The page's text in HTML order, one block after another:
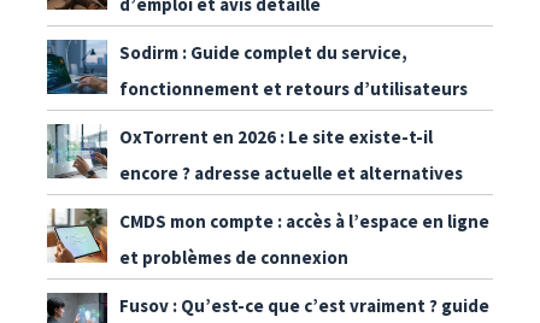
Sodirm : Guide complet du service,
fonctionnement et retours d’utilisateurs
OxTorrent en 2026 : Le site existe-t-il
encore ? adresse actuelle et alternatives
CMDS mon compte : accès à l’espace en ligne
et problèmes de connexion
Fusov : Qu’est-ce que c’est vraiment ? guide